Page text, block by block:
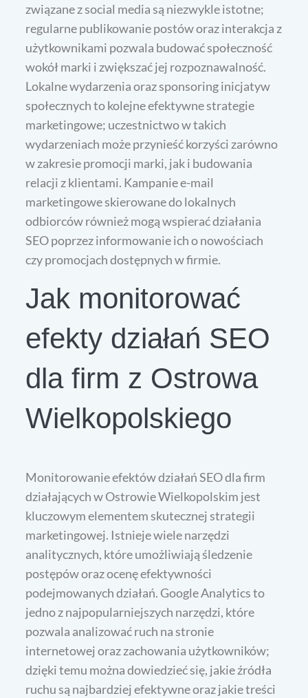
związane z social media są niezwykle istotne;
regularne publikowanie postów oraz interakcja z
użytkownikami pozwala budować społeczność
wokół marki i zwiększać jej rozpoznawalność.
Lokalne wydarzenia oraz sponsoring inicjatyw
społecznych to kolejne efektywne strategie
marketingowe; uczestnictwo w takich
wydarzeniach może przynieść korzyści zarówno
w zakresie promocji marki, jak i budowania
relacji z klientami. Kampanie e-mail
marketingowe skierowane do lokalnych
odbiorców również mogą wspierać działania
SEO poprzez informowanie ich o nowościach
czy promocjach dostępnych w firmie.
Jak monitorować
efekty działań SEO
dla firm z Ostrowa
Wielkopolskiego
Monitorowanie efektów działań SEO dla firm
działających w Ostrowie Wielkopolskim jest
kluczowym elementem skutecznej strategii
marketingowej. Istnieje wiele narzędzi
analitycznych, które umożliwiają śledzenie
postępów oraz ocenę efektywności
podejmowanych działań. Google Analytics to
jedno z najpopularniejszych narzędzi, które
pozwala analizować ruch na stronie
internetowej oraz zachowania użytkowników;
dzięki temu można dowiedzieć się, jakie źródła
ruchu są najbardziej efektywne oraz jakie treści